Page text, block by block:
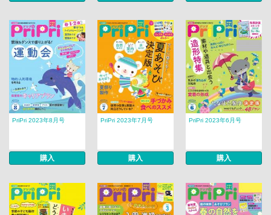
PriPri 2023年8月号
購入
PriPri 2023年7月号
購入
PriPri 2023年6月号
購入